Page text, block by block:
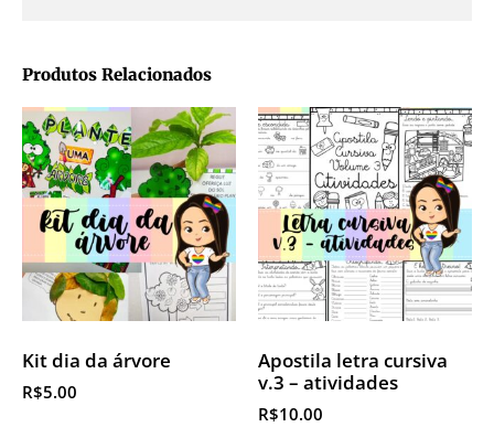
Produtos Relacionados
Kit dia da árvore
R$5.00
Apostila letra cursiva
v.3 – atividades
R$10.00